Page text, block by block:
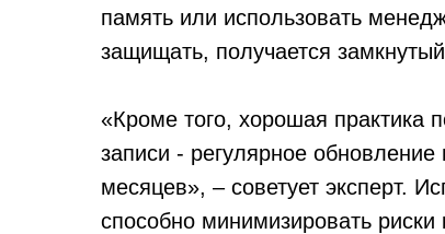
память или использовать
защищать, получается замкнутый
«Кроме того, хорошая практика
записи - регулярное
месяцев», – советует эксперт.
способно минимизировать